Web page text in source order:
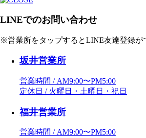
LINEでのお問い合わせ
※営業所をタップするとLINE友達登録が
坂井営業所
営業時間 / AM9:00〜PM5:00
定休日 / 火曜日・土曜日・祝日
福井営業所
営業時間 / AM9:00〜PM5:00